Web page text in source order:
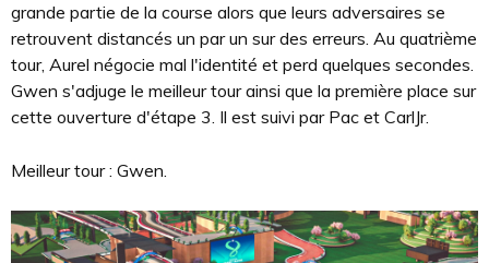
grande partie de la course alors que leurs adversaires se
retrouvent distancés un par un sur des erreurs. Au quatrième
tour, Aurel négocie mal l'identité et perd quelques secondes.
Gwen s'adjuge le meilleur tour ainsi que la première place sur
cette ouverture d'étape 3. Il est suivi par Pac et CarlJr.
Meilleur tour : Gwen.